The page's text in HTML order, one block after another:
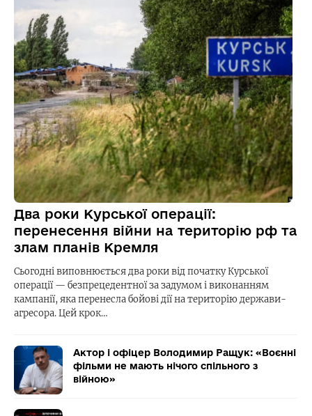
Два роки Курської операції:
перенесення війни на територію рф та
злам планів Кремля
Сьогодні виповнюється два роки від початку Курської
операції — безпрецедентної за задумом і виконанням
кампанії, яка перенесла бойові дії на територію держави-
агресора. Цей крок…
Актор і офіцер Володимир Ращук: «Воєнні
фільми не мають нічого спільного з
війною»